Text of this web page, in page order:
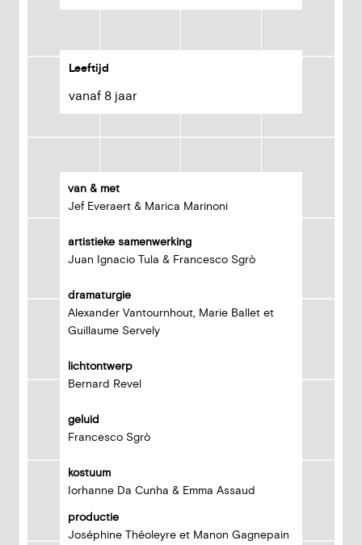
Leeftijd
vanaf 8 jaar
van & met
Jef Everaert & Marica Marinoni
artistieke samenwerking
Juan Ignacio Tula & Francesco Sgrò
dramaturgie
Alexander Vantournhout, Marie Ballet et
Guillaume Servely
lichtontwerp
Bernard Revel
geluid
Francesco Sgrò
kostuum
Iorhanne Da Cunha & Emma Assaud
productie
Joséphine Théoleyre et Manon Gagnepain